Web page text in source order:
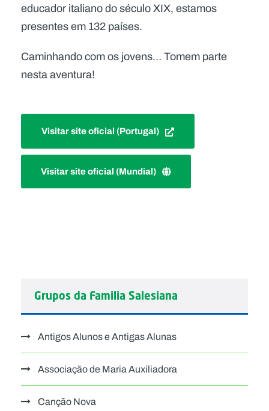
educador italiano do século XIX, estamos
presentes em 132 países.
Caminhando com os jovens… Tomem parte
nesta aventura!
Visitar site oficial (Portugal)
Visitar site oficial (Mundial)
Grupos da Familia Salesiana
Antigos Alunos e Antigas Alunas
Associação de Maria Auxiliadora
Canção Nova